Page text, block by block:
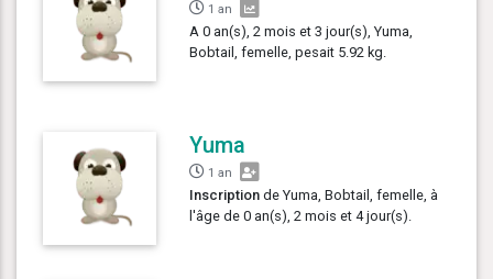
1 an
A 0 an(s), 2 mois et 3 jour(s), Yuma,
Bobtail, femelle, pesait 5.92 kg.
Yuma
1 an
Inscription de Yuma, Bobtail, femelle, à
l'âge de 0 an(s), 2 mois et 4 jour(s).